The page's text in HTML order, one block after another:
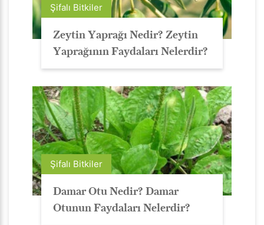
Şifalı Bitkiler
Zeytin Yaprağı Nedir? Zeytin
Yaprağının Faydaları Nelerdir?
Şifalı Bitkiler
Damar Otu Nedir? Damar
Otunun Faydaları Nelerdir?